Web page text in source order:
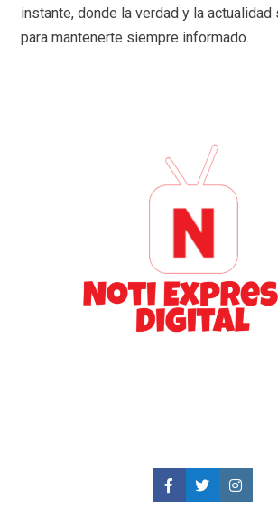
instante, donde la verdad y la actualidad
para mantenerte siempre informado.